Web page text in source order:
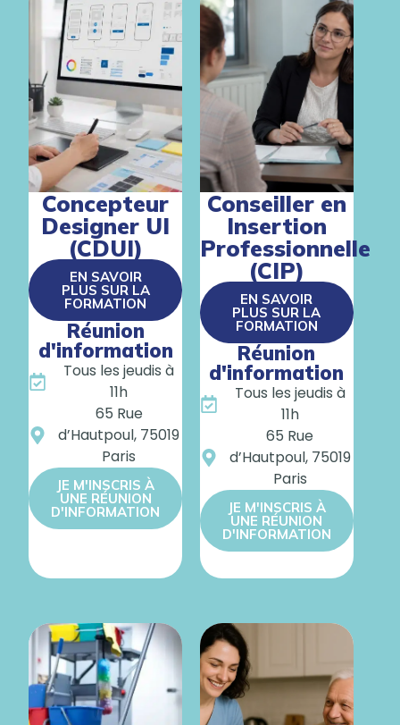
Concepteur
Designer UI
(CDUI)
EN SAVOIR
PLUS SUR LA
FORMATION
Réunion
d'information
Tous les jeudis à
11h
65 Rue
d’Hautpoul, 75019
Paris
JE M'INSCRIS À
UNE RÉUNION
D'INFORMATION
Conseiller en
Insertion
Professionnelle
(CIP)
EN SAVOIR
PLUS SUR LA
FORMATION
Réunion
d'information
Tous les jeudis à
11h
65 Rue
d’Hautpoul, 75019
Paris
JE M'INSCRIS À
UNE RÉUNION
D'INFORMATION